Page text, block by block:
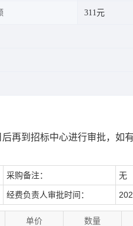
311元
再到招标中心进行审批，如
采购备注： 无
经费负责人审批时间：
单价 数量